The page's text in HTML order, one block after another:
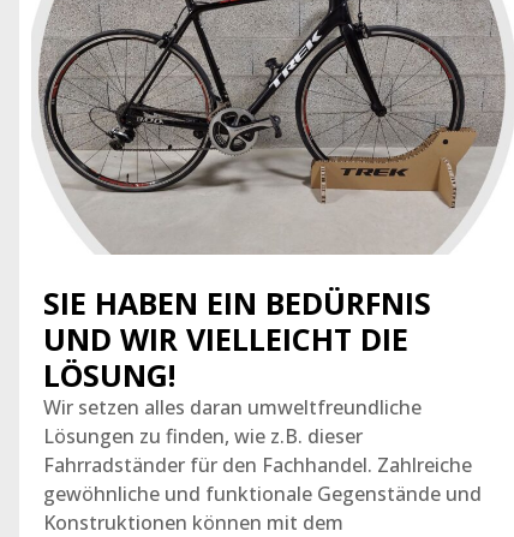
SIE HABEN EIN BEDÜRFNIS
UND WIR VIELLEICHT DIE
LÖSUNG!
Wir setzen alles daran umweltfreundliche
Lösungen zu finden, wie z.B. dieser
Fahrradständer für den Fachhandel. Zahlreiche
gewöhnliche und funktionale Gegenstände und
Konstruktionen können mit dem